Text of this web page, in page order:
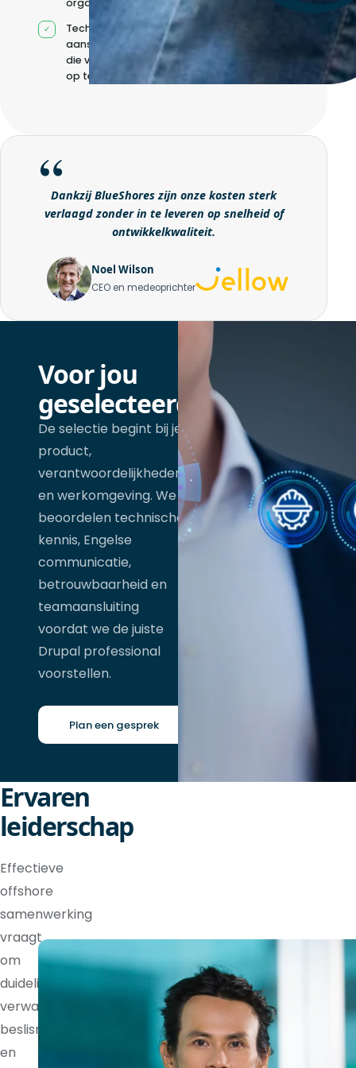
organisatie
Technische
aansturing zonder
die volledig intern
op te bouwen
Dankzij BlueShores zijn onze kosten sterk
verlaagd zonder in te leveren op snelheid of
ontwikkelkwaliteit.
Noel Wilson
CEO en medeoprichter
Voor jou
geselecteerd
De selectie begint bij je
product,
verantwoordelijkheden
en werkomgeving. We
beoordelen technische
kennis, Engelse
communicatie,
betrouwbaarheid en
teamaansluiting
voordat we de juiste
Drupal professional
voorstellen.
Plan een gesprek
Ervaren
leiderschap
Effectieve
offshore
samenwerking
vraagt
om
duidelijke
verwachtingen,
beslisrechten
en